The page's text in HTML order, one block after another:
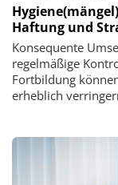
Haftung und
Konsequente
regelmäßige
Fortbildung
erheblich